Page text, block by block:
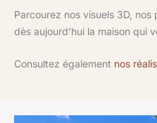
Parcourez nos visuels 3D,
dès aujourd’hui la maison qui
Consultez également nos